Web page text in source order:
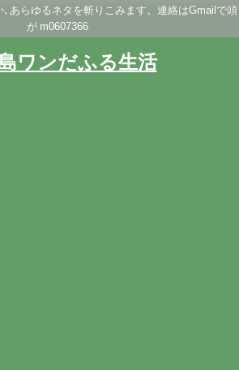
あらゆるネタを斬りこみます。連絡はGmailで頭
が m0607366
ワンだふる生活